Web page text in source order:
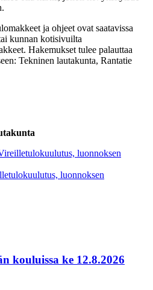
ja ohjeet ovat saatavissa
kunnan kotisivuilta
Hakemukset tulee palauttaa
Tek­ni­nen lautakunta, Rantatie
luonnoksen
luonnoksen
kouluissa ke 12.8.2026